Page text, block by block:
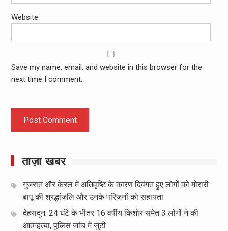
Website
Save my name, email, and website in this browser for the
next time I comment.
ताज़ा खबर
गुजरात और केरल में अतिवृष्टि के कारण दिवंगत हुए लोगों को मोरारी
बापू की श्रद्धांजलि और उनके परिजनों को सहायता
देहरादून: 24 घंटे के भीतर 16 वर्षीय किशोर समेत 3 लोगों ने की
आत्महत्या, पुलिस जांच में जुटी